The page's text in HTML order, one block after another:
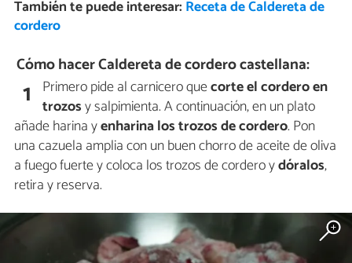
También te puede interesar: Receta de Caldereta de
cordero
Cómo hacer Caldereta de cordero castellana:
1 Primero pide al carnicero quecorte el cordero en
trozosy salpimienta. A continuación, en un plato
añade harina yenharina los trozos de cordero. Pon
una cazuela amplia con un buen chorro de aceite de oliva
a fuego fuerte y coloca los trozos de cordero ydóralos,
retira y reserva.